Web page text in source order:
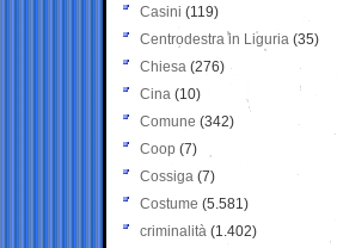
Casini (119)
Centrodestra in Liguria (35)
Chiesa (276)
Cina (10)
Comune (342)
Coop (7)
Cossiga (7)
Costume (5.581)
criminalità (1.402)